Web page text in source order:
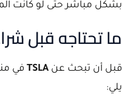
بشكل مباشر حتى لو كانت
ما تحتاجه قبل
قبل أن تبحث عن TSLA في
يلي: